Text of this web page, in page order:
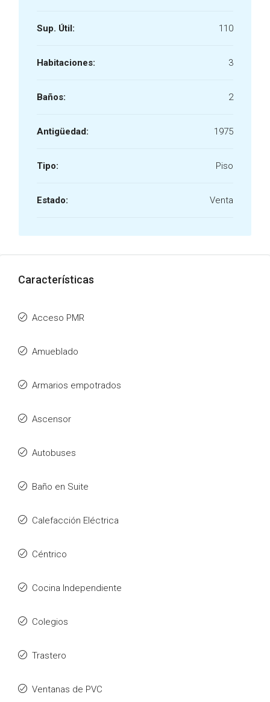
Sup. Útil: 110
Habitaciones: 3
Baños: 2
Antigüedad: 1975
Tipo: Piso
Estado: Venta
Características
Acceso PMR
Amueblado
Armarios empotrados
Ascensor
Autobuses
Baño en Suite
Calefacción Eléctrica
Céntrico
Cocina Independiente
Colegios
Trastero
Ventanas de PVC